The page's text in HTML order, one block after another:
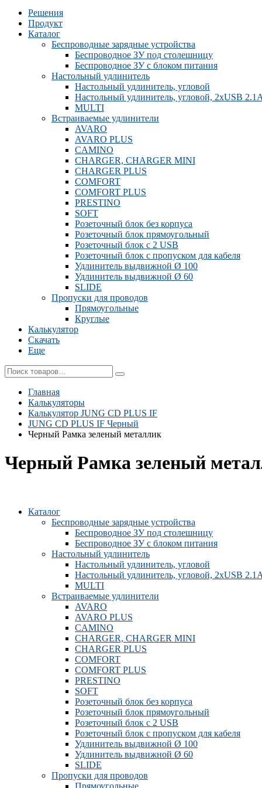
Решения
Продукт
Каталог
Беспроводные зарядные устройства
Беспроводное ЗУ под столешницу
Беспроводное ЗУ с блоком питания
Настольный удлинитель
Настольный удлинитель, угловой
Настольный удлинитель, угловой, 2xUSB
MULTI
Встраиваемые удлинители
AVARO
AVARO PLUS
CAMINO
CHARGER, CHARGER MINI
CHARGER PLUS
COMFORT
COMFORT PLUS
PRESTINO
SOFT
Розеточный блок без корпуса
Розеточный блок прямоугольный
Розеточный блок с 2 USB
Розеточный блок с пропуском для кабеля
Удлинитель выдвижной Ø 100
Удлинитель выдвижной Ø 60
SLIDE
Пропуски для проводов
Прямоугольные
Круглые
Калькулятор
Скачать
Еще
Главная
Калькуляторы
Калькулятор JUNG CD PLUS IF
JUNG CD PLUS IF Черный
Черный Рамка зеленый металлик
Черный Рамка зеленый
Каталог
Беспроводные зарядные устройства
Беспроводное ЗУ под столешницу
Беспроводное ЗУ с блоком питания
Настольный удлинитель
Настольный удлинитель, угловой
Настольный удлинитель, угловой, 2xUSB
MULTI
Встраиваемые удлинители
AVARO
AVARO PLUS
CAMINO
CHARGER, CHARGER MINI
CHARGER PLUS
COMFORT
COMFORT PLUS
PRESTINO
SOFT
Розеточный блок без корпуса
Розеточный блок прямоугольный
Розеточный блок с 2 USB
Розеточный блок с пропуском для кабеля
Удлинитель выдвижной Ø 100
Удлинитель выдвижной Ø 60
SLIDE
Пропуски для проводов
Прямоугольные